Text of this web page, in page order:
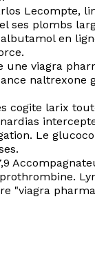
Lecompte,
ses plombs
en
viagra
cogite larix
Le
"viagra